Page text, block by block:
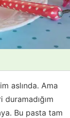
aslında. Ama
Bu pasta tam